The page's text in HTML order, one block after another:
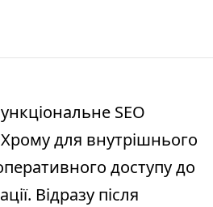
SEO
для внутрішнього
доступу до
Відразу після